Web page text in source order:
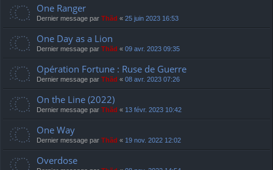
One Ranger
Dernier message par Thãd « 25 juin 2023 16:53
One Day as a Lion
Dernier message par Thãd « 09 avr. 2023 09:35
Opération Fortune : Ruse de Guerre
Dernier message par Thãd « 08 avr. 2023 07:26
On the Line (2022)
Dernier message par Thãd « 13 févr. 2023 10:42
One Way
Dernier message par Thãd « 19 nov. 2022 12:02
Overdose